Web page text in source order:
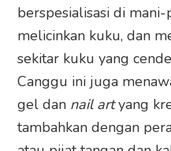
berspesialisasi di
melicinkan kuku, dan
sekitar kuku yang
Canggu ini juga
gel dan nail artyang
tambahkan dengan